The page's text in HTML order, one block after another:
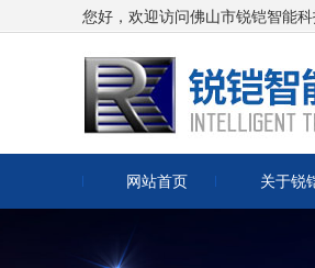
您好，欢迎访问佛山市锐铠智能科
网站首页 关于锐